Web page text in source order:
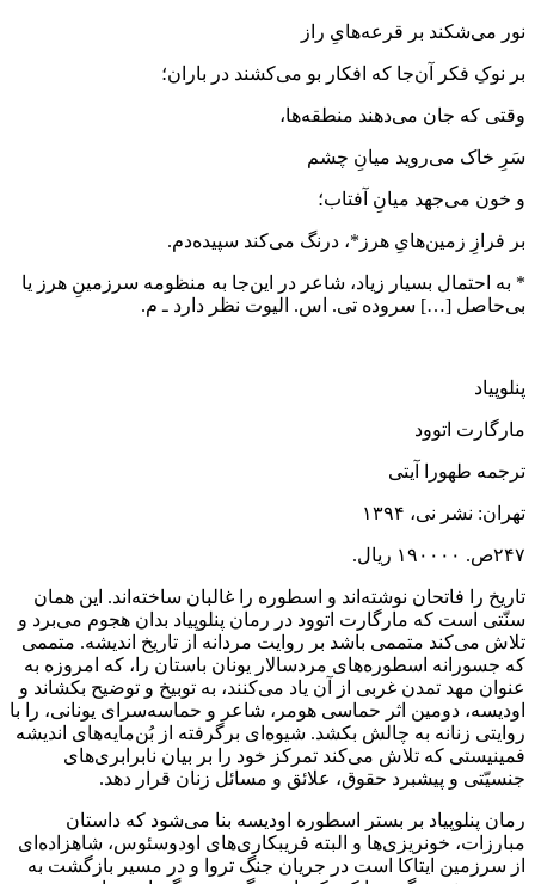
نور می‌شکند بر قرعه‌هایِ راز
بر نوکِ فکر آن‌جا که افکار بو می‌کشند در باران؛
وقتی که جان می‌دهند منطقه‌ها،
سَرِ خاک می‌روید میانِ چشم
و خون می‌جهد میانِ آفتاب؛
بر فرازِ زمین‌هایِ هرز*، درنگ می‌کند سپیده‌دم.
* به احتمال بسیار زیاد، شاعر در این‌جا به منظومه سرزمینِ هرز یا
بی‌حاصل […] سروده تی. اس. الیوت نظر دارد ـ م.
پنلوپیاد
مارگارت اتوود
ترجمه طهورا آیتی
تهران: نشر نی، ۱۳۹۴
۲۴۷ص. ۱۹۰۰۰۰ ریال.
تاریخ را فاتحان نوشته‌اند و اسطوره را غالبان ساخته‌اند. این همان
سنّتی است که مارگارت اتوود در رمان پنلوپیاد بدان هجوم می‌برد و
تلاش می‌کند متممی باشد بر روایت مردانه از تاریخ اندیشه. متممی
که جسورانه اسطوره‌های مردسالار یونان باستان را، که امروزه به
عنوان مهد تمدن غربی از آن یاد می‌کنند، به توبیخ و توضیح بکشاند و
اودیسه، دومین اثر حماسی هومر، شاعر و حماسه‌سرای یونانی، را با
روایتی زنانه به چالش بکشد. شیوه‌ای برگرفته از بُن‌مایه‌های اندیشه
فمینیستی که تلاش می‌کند تمرکز خود را بر بیان نابرابری‌های
جنسیّتی و پیشبرد حقوق، علائق و مسائل زنان قرار دهد.
رمان پنلوپیاد بر بستر اسطوره اودیسه بنا می‌شود که داستان
مبارزات، خونریزی‌ها و البته فریبکاری‌های اودوسئوس، شاهزاده‌ای
از سرزمین ایتاکا است در جریان جنگ تروا و در مسیر بازگشت به